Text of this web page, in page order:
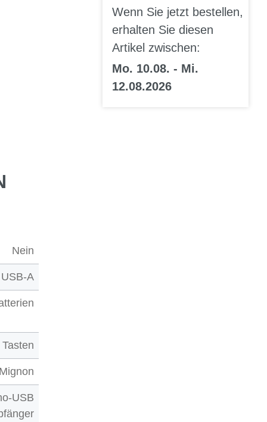
Wenn Sie jetzt bestellen,
erhalten Sie diesen
Artikel zwischen:
Mo. 10.08. - Mi.
12.08.2026
Nein
USB-A
Tasten
USB